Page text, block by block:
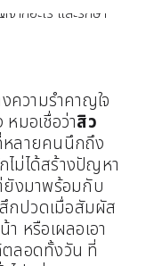
วามรำคาญใจ
มอเชื่อว่าสิว
หลายคนนึกถึง
ไม่ได้สร้างปัญหา
ยังมาพร้อมกับ
กปวดเมื่อสัมผัส
หรือเผลอเอา
ตลอดทั้งวัน ที่